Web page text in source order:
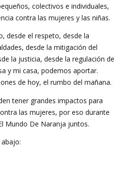
colectivos e individuales,
contra las mujeres y las niñas.
desde el respeto, desde la
desde la mitigación del
la justicia, desde la regulación de
y mi casa, podemos aportar.
de hoy, el rumbo del mañana.
tener grandes impactos para
las mujeres, por eso durante
Mundo De Naranja juntos.